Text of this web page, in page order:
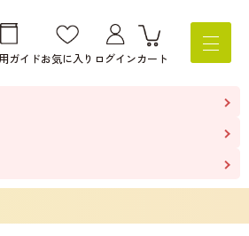
ガイドお気に入り ログインカート